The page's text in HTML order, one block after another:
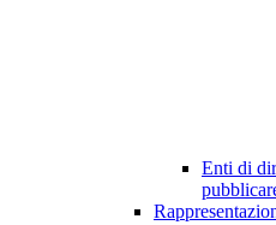
Enti di